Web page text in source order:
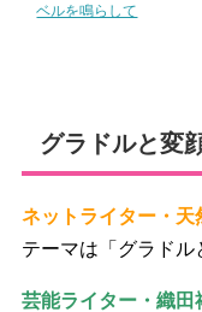
ベルを鳴らして
グラドルと変
ネットライター・
テーマは「グラド
芸能ライター・織田